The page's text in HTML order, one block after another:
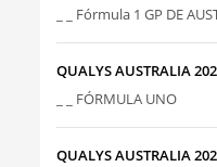
_ _ Fórmula 1 GP DE
QUALYS AUSTRALIA
_ _ FÓRMULA UNO
QUALYS AUSTRALIA